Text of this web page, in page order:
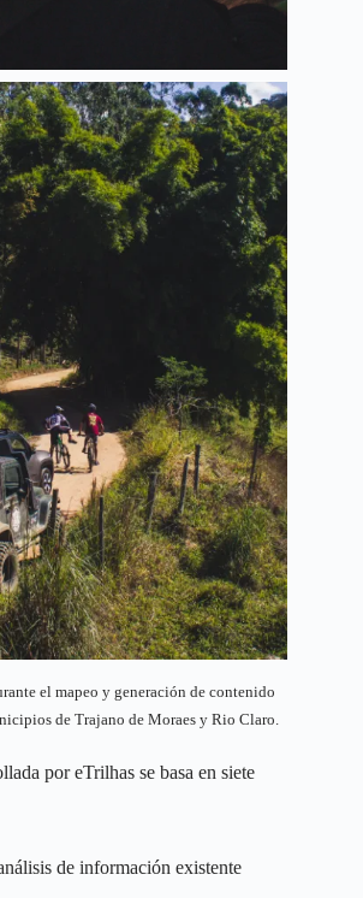
el mapeo y generación de contenido
de Trajano de Moraes y Rio Claro.
por eTrilhas se basa en siete
de información existente